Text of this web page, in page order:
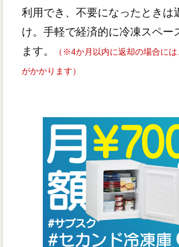
利用でき、不要になったときは
け。手軽で経済的に冷凍スペー
ます。
（※4か月以内に返却の場合に
がかかります）